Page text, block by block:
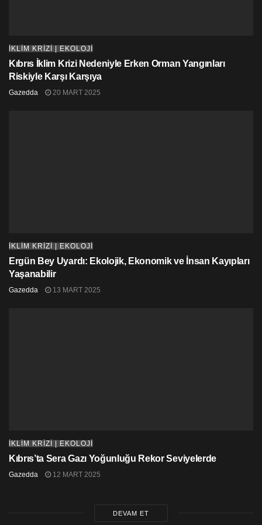
İKLİM KRİZİ | EKOLOJİ
Kıbrıs İklim Krizi Nedeniyle Erken Orman Yangınları
Riskiyle Karşı Karşıya
Gazedda 20 MART 2025
İKLİM KRİZİ | EKOLOJİ
Ergün Bey Uyardı: Ekolojik, Ekonomik ve İnsan Kayıpları
Yaşanabilir
Gazedda 13 MART 2025
İKLİM KRİZİ | EKOLOJİ
Kıbrıs’ta Sera Gazı Yoğunluğu Rekor Seviyelerde
Gazedda 12 MART 2025
DEVAM ET